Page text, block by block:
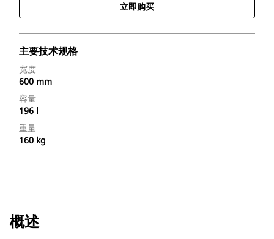
立即购买
主要技术规格
宽度
600 mm
容量
196 l
重量
160 kg
概述